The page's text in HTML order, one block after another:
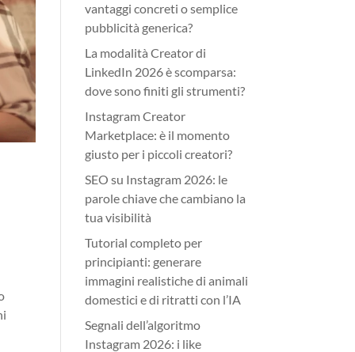
vantaggi concreti o semplice
pubblicità generica?
La modalità Creator di
LinkedIn 2026 è scomparsa:
dove sono finiti gli strumenti?
Instagram Creator
Marketplace: è il momento
giusto per i piccoli creatori?
SEO su Instagram 2026: le
parole chiave che cambiano la
tua visibilità
Tutorial completo per
principianti: generare
immagini realistiche di animali
domestici e di ritratti con l’IA
Segnali dell’algoritmo
Instagram 2026: i like